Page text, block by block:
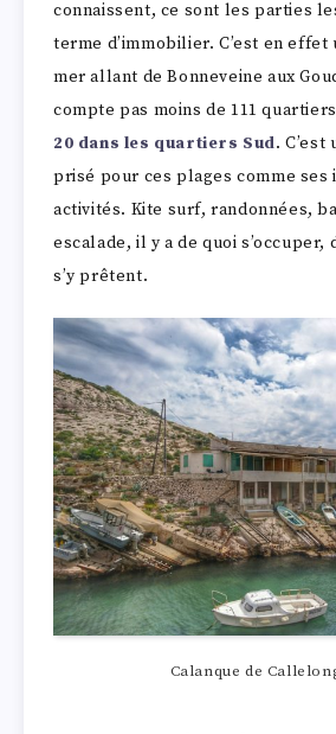
connaissent, ce sont les parties
terme d’immobilier. C’est en
mer allant de Bonneveine aux
compte pas moins de 111
20 dans les quartiers Sud.
prisé pour ces plages comme ses
activités. Kite surf, randonnées,
escalade, il y a de quoi
s’y prêtent.
Calanque de